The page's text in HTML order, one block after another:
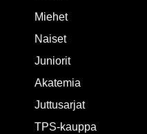
Miehet
Naiset
Juniorit
Akatemia
Juttusarjat
TPS-kauppa